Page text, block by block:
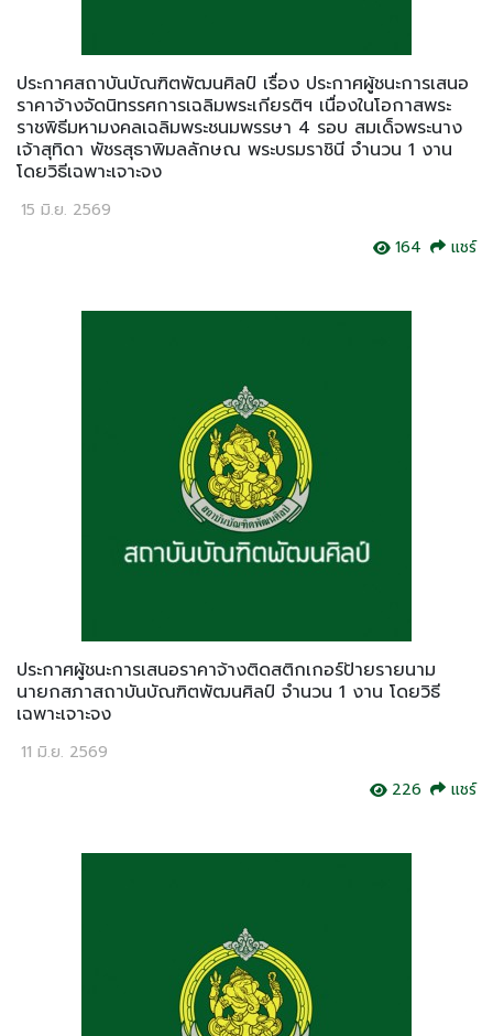
ประกาศสถาบันบัณฑิตพัฒนศิลป์ เรื่อง ประกาศผู้ชนะการเสนอ
ราคาจ้างจัดนิทรรศการเฉลิมพระเกียรติฯ เนื่องในโอกาสพระ
ราชพิธีมหามงคลเฉลิมพระชนมพรรษา 4 รอบ สมเด็จพระนาง
เจ้าสุทิดา พัชรสุธาพิมลลักษณ พระบรมราชินี จำนวน 1 งาน
โดยวิธีเฉพาะเจาะจง
15 มิ.ย. 2569
164
แชร์
ประกาศผู้ชนะการเสนอราคาจ้างติดสติกเกอร์ป้ายรายนาม
นายกสภาสถาบันบัณฑิตพัฒนศิลป์ จำนวน 1 งาน โดยวิธี
เฉพาะเจาะจง
11 มิ.ย. 2569
226
แชร์